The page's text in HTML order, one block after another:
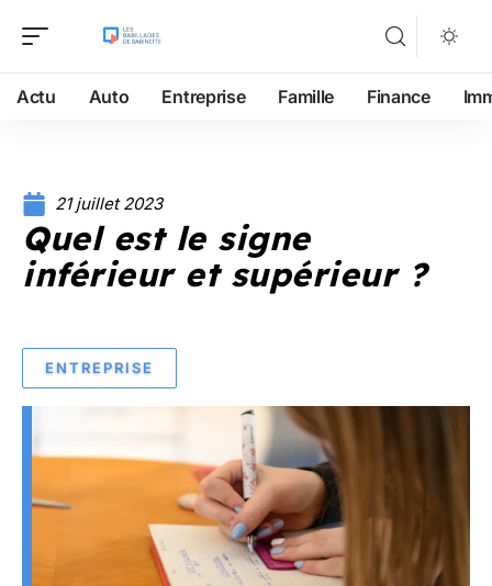
Actu Auto Entreprise Famille Finance
21 juillet 2023
Quel est le signe
inférieur et supérieur ?
ENTREPRISE